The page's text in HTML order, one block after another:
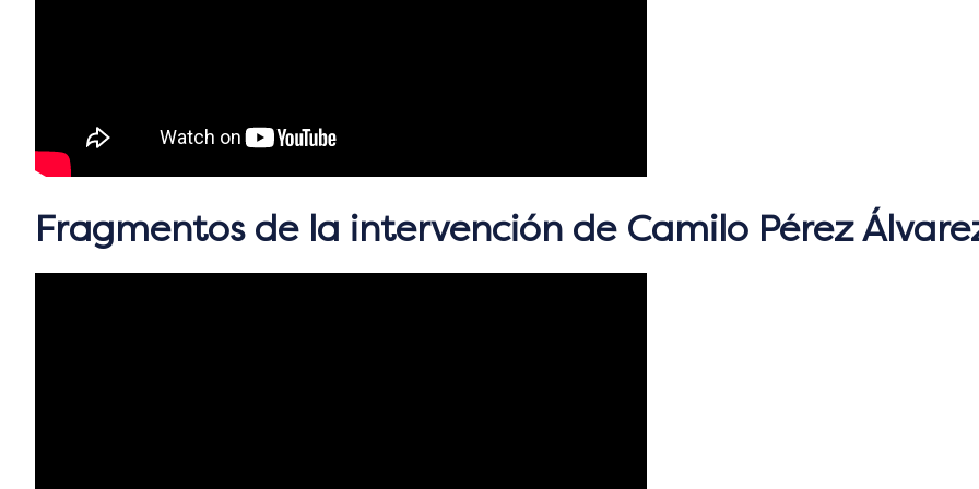
Fragmentos de la intervención de Camilo Pérez